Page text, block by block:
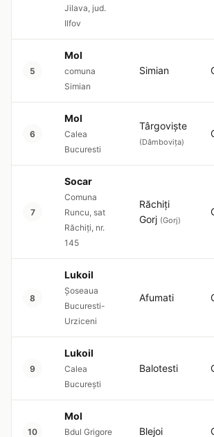
Jilava, jud.
Ilfov
5
Mol
comuna
Simian
Simian
6
Mol
Calea
Bucuresti
Târgoviște
(Dâmbovița)
7
Socar
Comuna
Runcu, sat
Răchiți, nr.
145
Răchiți
Gorj (Gorj)
8
Lukoil
Şoseaua
Bucuresti-
Urziceni
Afumati
9
Lukoil
Calea
București
Balotesti
10
Mol
Bdul Grigore
Blejoi